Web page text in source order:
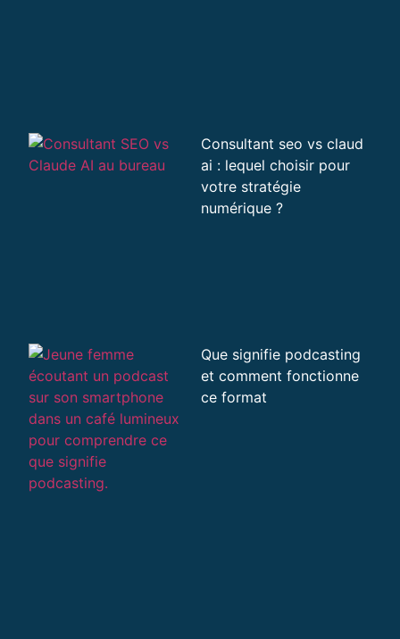
Consultant seo vs claud
ai : lequel choisir pour
votre stratégie
numérique ?
Que signifie podcasting
et comment fonctionne
ce format